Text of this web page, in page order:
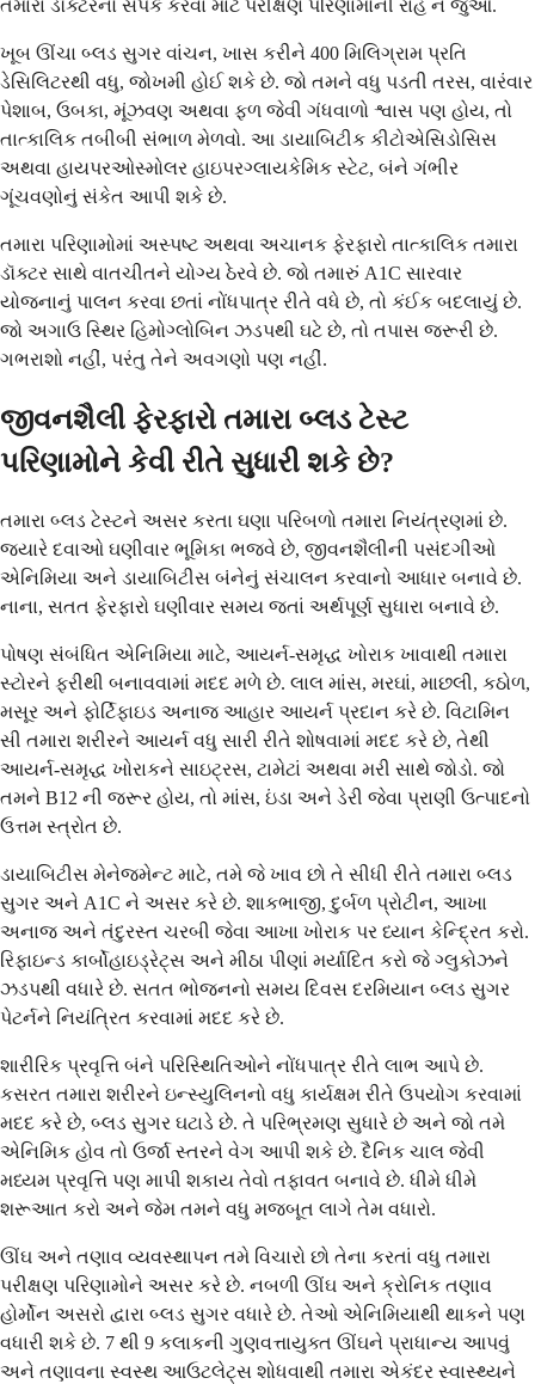
તમારા ડૉક્ટરનો સંપર્ક કરવા માટે પરીક્ષણ પરિણામોની રાહ ન જુઓ.
ખૂબ ઊંચા બ્લડ સુગર વાંચન, ખાસ કરીને 400 મિલિગ્રામ પ્રતિ
ડેસિલિટરથી વધુ, જોખમી હોઈ શકે છે. જો તમને વધુ પડતી તરસ, વારંવાર
પેશાબ, ઉબકા, મૂંઝવણ અથવા ફળ જેવી ગંધવાળો શ્વાસ પણ હોય, તો
તાત્કાલિક તબીબી સંભાળ મેળવો. આ ડાયાબિટીક કીટોએસિડોસિસ
અથવા હાયપરઓસ્મોલર હાઇપરગ્લાયકેમિક સ્ટેટ, બંને ગંભીર
ગૂંચવણોનું સંકેત આપી શકે છે.
તમારા પરિણામોમાં અસ્પષ્ટ અથવા અચાનક ફેરફારો તાત્કાલિક તમારા
ડૉક્ટર સાથે વાતચીતને યોગ્ય ઠેરવે છે. જો તમારું A1C સારવાર
યોજનાનું પાલન કરવા છતાં નોંધપાત્ર રીતે વધે છે, તો કંઈક બદલાયું છે.
જો અગાઉ સ્થિર હિમોગ્લોબિન ઝડપથી ઘટે છે, તો તપાસ જરૂરી છે.
ગભરાશો નહીં, પરંતુ તેને અવગણો પણ નહીં.
જીવનશૈલી ફેરફારો તમારા બ્લડ ટેસ્ટ
પરિણામોને કેવી રીતે સુધારી શકે છે?
તમારા બ્લડ ટેસ્ટને અસર કરતા ઘણા પરિબળો તમારા નિયંત્રણમાં છે.
જ્યારે દવાઓ ઘણીવાર ભૂમિકા ભજવે છે, જીવનશૈલીની પસંદગીઓ
એનિમિયા અને ડાયાબિટીસ બંનેનું સંચાલન કરવાનો આધાર બનાવે છે.
નાના, સતત ફેરફારો ઘણીવાર સમય જતાં અર્થપૂર્ણ સુધારા બનાવે છે.
પોષણ સંબંધિત એનિમિયા માટે, આયર્ન-સમૃદ્ધ ખોરાક ખાવાથી તમારા
સ્ટોરને ફરીથી બનાવવામાં મદદ મળે છે. લાલ માંસ, મરઘાં, માછલી, કઠોળ,
મસૂર અને ફોર્ટિફાઇડ અનાજ આહાર આયર્ન પ્રદાન કરે છે. વિટામિન
સી તમારા શરીરને આયર્ન વધુ સારી રીતે શોષવામાં મદદ કરે છે, તેથી
આયર્ન-સમૃદ્ધ ખોરાકને સાઇટ્રસ, ટામેટાં અથવા મરી સાથે જોડો. જો
તમને B12 ની જરૂર હોય, તો માંસ, ઇંડા અને ડેરી જેવા પ્રાણી ઉત્પાદનો
ઉત્તમ સ્ત્રોત છે.
ડાયાબિટીસ મેનેજમેન્ટ માટે, તમે જે ખાવ છો તે સીધી રીતે તમારા બ્લડ
સુગર અને A1C ને અસર કરે છે. શાકભાજી, દુર્બળ પ્રોટીન, આખા
અનાજ અને તંદુરસ્ત ચરબી જેવા આખા ખોરાક પર ધ્યાન કેન્દ્રિત કરો.
રિફાઇન્ડ કાર્બોહાઇડ્રેટ્સ અને મીઠા પીણાં મર્યાદિત કરો જે ગ્લુકોઝને
ઝડપથી વધારે છે. સતત ભોજનનો સમય દિવસ દરમિયાન બ્લડ સુગર
પેટર્નને નિયંત્રિત કરવામાં મદદ કરે છે.
શારીરિક પ્રવૃત્તિ બંને પરિસ્થિતિઓને નોંધપાત્ર રીતે લાભ આપે છે.
કસરત તમારા શરીરને ઇન્સ્યુલિનનો વધુ કાર્યક્ષમ રીતે ઉપયોગ કરવામાં
મદદ કરે છે, બ્લડ સુગર ઘટાડે છે. તે પરિભ્રમણ સુધારે છે અને જો તમે
એનિમિક હોવ તો ઉર્જા સ્તરને વેગ આપી શકે છે. દૈનિક ચાલ જેવી
મધ્યમ પ્રવૃત્તિ પણ માપી શકાય તેવો તફાવત બનાવે છે. ધીમે ધીમે
શરૂઆત કરો અને જેમ તમને વધુ મજબૂત લાગે તેમ વધારો.
ઊંઘ અને તણાવ વ્યવસ્થાપન તમે વિચારો છો તેના કરતાં વધુ તમારા
પરીક્ષણ પરિણામોને અસર કરે છે. નબળી ઊંઘ અને ક્રોનિક તણાવ
હોર્મોન અસરો દ્વારા બ્લડ સુગર વધારે છે. તેઓ એનિમિયાથી થાકને પણ
વધારી શકે છે. 7 થી 9 કલાકની ગુણવત્તાયુક્ત ઊંઘને પ્રાધાન્ય આપવું
અને તણાવના સ્વસ્થ આઉટલેટ્સ શોધવાથી તમારા એકંદર સ્વાસ્થ્યને